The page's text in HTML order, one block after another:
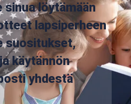
sinua löytämään
lapsiperheen
suositukset,
käytännön
yhdestä